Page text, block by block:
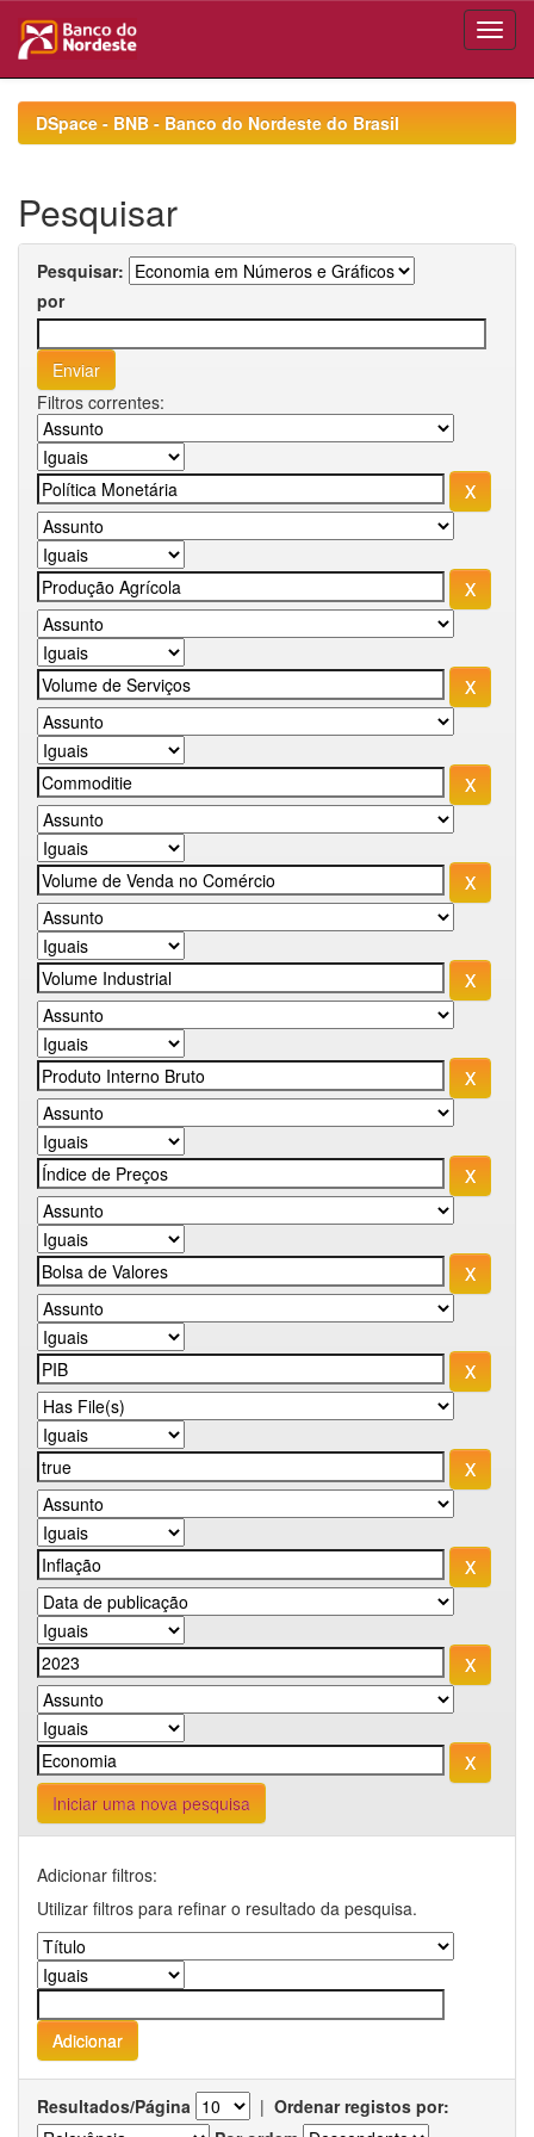
navigationDSpace - BNB - Banco do Nordeste do Brasil
Pesquisar
Pesquisar:
por
Filtros correntes:
Iniciar uma nova pesquisa
Adicionar filtros:
Utilizar filtros para refinar o resultado da pesquisa.
Resultados/Página | Ordenar registos por: